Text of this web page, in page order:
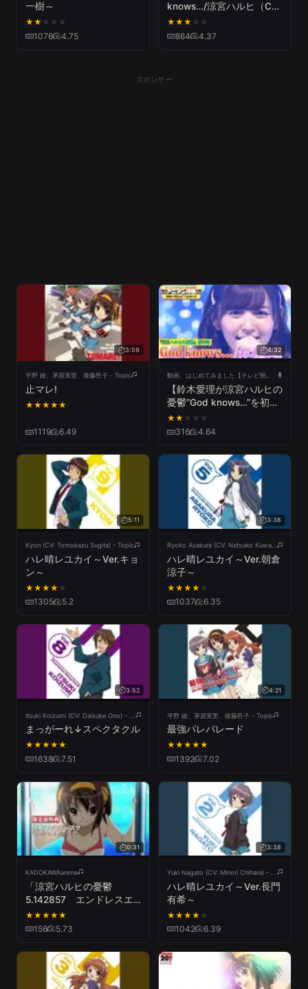
一樹～
★★ ★ ★ ★
1076 4.75
knows…/涼宮ハルヒ（CV
平野綾）【涼宮ハルヒの憂
鬱】【長尾景cover】【に
★★★ ★ ★
864 4.37
スポンサー
3:59
平野 綾、茅原実里、後藤邑子 - Topic
止マレ!
★★★★★
1119 6.49
4:32
【鈴木愛理が涼宮ハルヒの
憂鬱”God knows…”を初カ
バー】平野綾が歌った伝説
の劇中歌を熱唱！【アニソ
ョー‼️】
★★ ★ ★ ★
316 4.64
5:11
Kyon (CV: Tomokazu Sugita) - Topic
ハレ晴レユカイ～Ver.キョ
ン～
★★★★ ★
1305 5.2
3:38
Ryoko Asakura (CV: Natsuko Kuwatani) - Topic
ハレ晴レユカイ～Ver.朝倉
涼子～
★★★★ ★
1037 6.35
3:52
まっがーれ↓スペクタクル
★★★★★
1638 7.51
4:21
平野 綾、茅原実里、後藤邑子 - Topic
最強パレパレード
★★★★★
1392 7.02
0:31
KADOKAWAanime
「涼宮ハルヒの憂鬱
5.142857 エンドレスエ
イトI+II（第２巻）」DVD
発売CM
★★★★★
156 5.73
3:38
ハレ晴レユカイ～Ver.長門
有希～
★★★★ ★
1042 6.39